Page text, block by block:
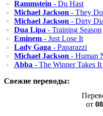
Rammstein - Du Hast
Michael Jackson - They
Michael Jackson - Dirty
Dua Lipa - Training Season
Eminem - Just Lose It
Lady Gaga - Paparazzi
Michael Jackson - Human
Abba - The Winner Takes
Свежие переводы:
от